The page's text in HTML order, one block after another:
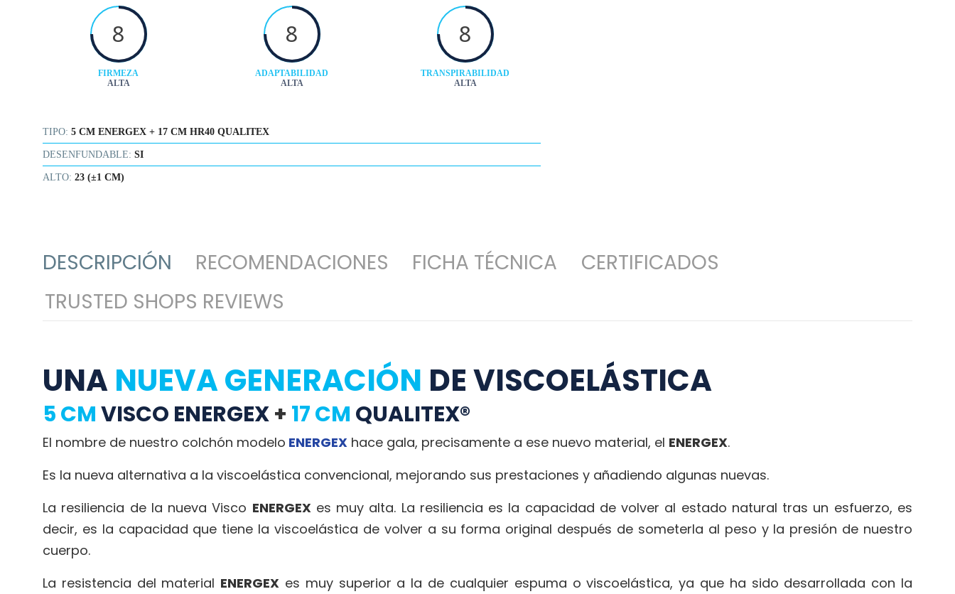
8
FIRMEZA
ALTA
8
ADAPTABILIDAD
ALTA
8
TRANSPIRABILIDAD
ALTA
TIPO: 5 CM ENERGEX + 17 CM HR40 QUALITEX
DESENFUNDABLE: SI
ALTO: 23 (±1 CM)
DESCRIPCIÓN RECOMENDACIONES FICHA TÉCNICA
CERTIFICADOS
TRUSTED SHOPS REVIEWS
UNA NUEVA GENERACIÓN DE VISCOELÁSTICA
5 CMVISCO ENERGEX+ 17 CM QUALITEX®
El nombre de nuestro colchón modelo ENERGEX hace gala, precisamente a ese nuevo material, el ENERGEX.
Es la nueva alternativa a la viscoelástica convencional, mejorando sus prestaciones y añadiendo algunas nuevas.
La resiliencia de la nueva Visco ENERGEXes muy alta. La resiliencia es la capacidad de volver al estado natural tras un esfuerzo, es
decir, es la capacidad que tiene la viscoelástica de volver a su forma original después de someterla al peso y la presión de nuestro
cuerpo.
La resistencia del material ENERGEX es muy superior a la de cualquier espuma o viscoelástica, ya que ha sido desarrollada con la